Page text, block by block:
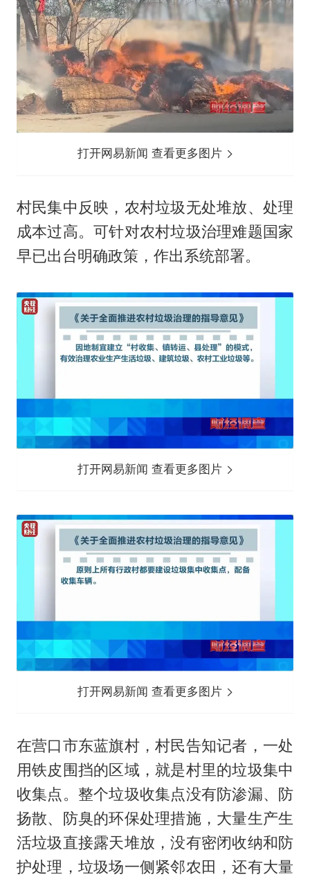
打开网易新闻 查看更多图片
村民集中反映，农村垃圾无处堆放、处理
成本过高。可针对农村垃圾治理难题国家
早已出台明确政策，作出系统部署。
打开网易新闻 查看更多图片
打开网易新闻 查看更多图片
在营口市东蓝旗村，村民告知记者，一处
用铁皮围挡的区域，就是村里的垃圾集中
收集点。整个垃圾收集点没有防渗漏、防
扬散、防臭的环保处理措施，大量生产生
活垃圾直接露天堆放，没有密闭收纳和防
护处理，垃圾场一侧紧邻农田，还有大量